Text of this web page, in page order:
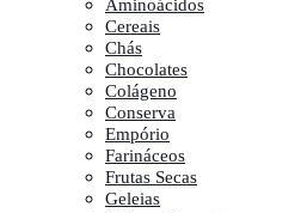
Aminoácidos
Cereais
Chás
Chocolates
Colágeno
Conserva
Empório
Farináceos
Frutas Secas
Geleias